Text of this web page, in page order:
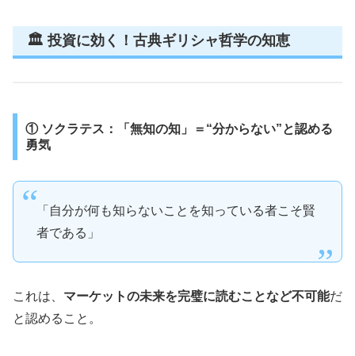
🏛️ 投資に効く！古典ギリシャ哲学の知恵
① ソクラテス：「無知の知」＝“分からない”と認める
勇気
「自分が何も知らないことを知っている者こそ賢
者である」
これは、 マーケットの未来を完璧に読むことなど不可能だ
と認めること。